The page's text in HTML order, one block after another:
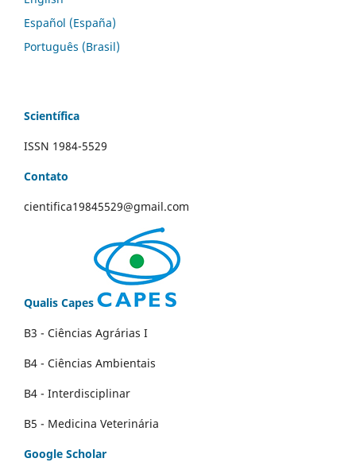
Español (España)
Português (Brasil)
Scientífica
ISSN 1984-5529
Contato
cientifica19845529@gmail.com
Qualis Capes
B3 - Ciências Agrárias I
B4 - Ciências Ambientais
B4 - Interdisciplinar
B5 - Medicina Veterinária
Google Scholar